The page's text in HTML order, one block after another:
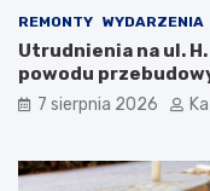
w
i
r
a
y
c
c
z
n
a
I
I
REMONTY WYDARZENIA
Utrudnienia na ul.
powodu
7 sierpnia 2026